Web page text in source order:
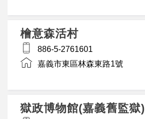
檜意森活村
886-5-2761601
嘉義市東區林森東路1號
獄政博物館(嘉義舊監獄)